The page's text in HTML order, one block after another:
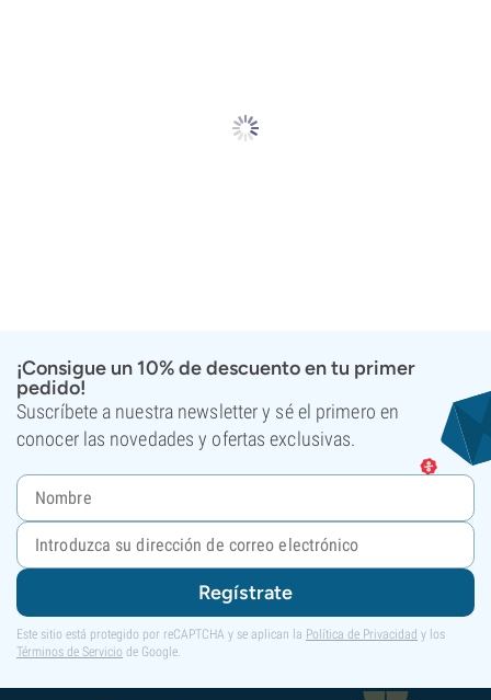
¡Consigue un 10% de descuento en tu primer
pedido!
Suscríbete a nuestra newsletter y sé el primero en
conocer las novedades y ofertas exclusivas.
Regístrate
Este sitio está protegido por reCAPTCHA y se aplican la Política de Privacidad y los
Términos de Servicio de Google.